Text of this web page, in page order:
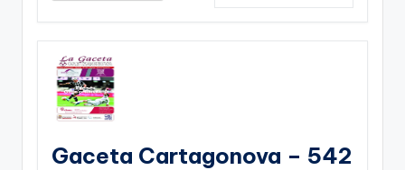
Gaceta Cartagonova – 542